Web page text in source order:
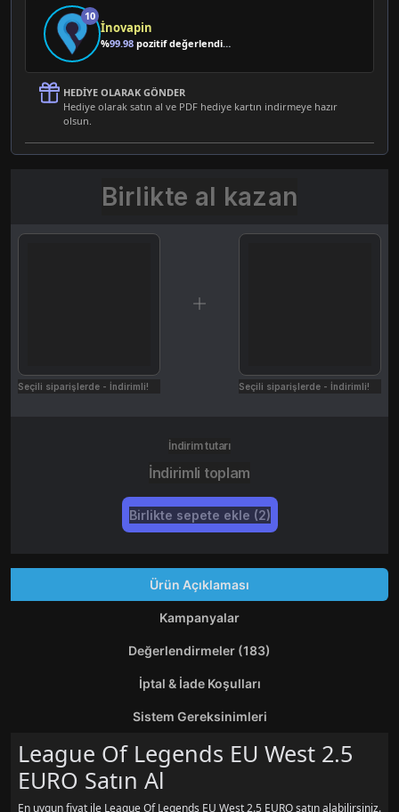
10
İnovapin
%99.98 pozitif değerlendirme
HEDIYE OLARAK GÖNDER
Hediye olarak satın al ve PDF hediye kartın indirmeye hazır
olsun.
Birlikte al kazan
Seçili siparişlerde - İndirimli! Seçili siparişlerde - İndirimli!
İndirim tutarı
İndirimli toplam
Birlikte sepete ekle (2)
Ürün Açıklaması
Kampanyalar
Değerlendirmeler (183)
İptal & İade Koşulları
Sistem Gereksinimleri
League Of Legends EU West 2.5
EURO Satın Al
En uygun fiyat ile League Of Legends EU West 2.5 EURO satın alabilirsiniz.